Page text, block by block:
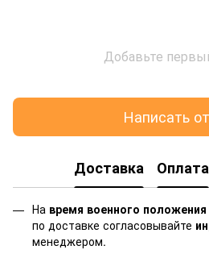
Добавьте
Написать
Доставка Оплата
На время военного положения
по доставке согласовывайте
менеджером.